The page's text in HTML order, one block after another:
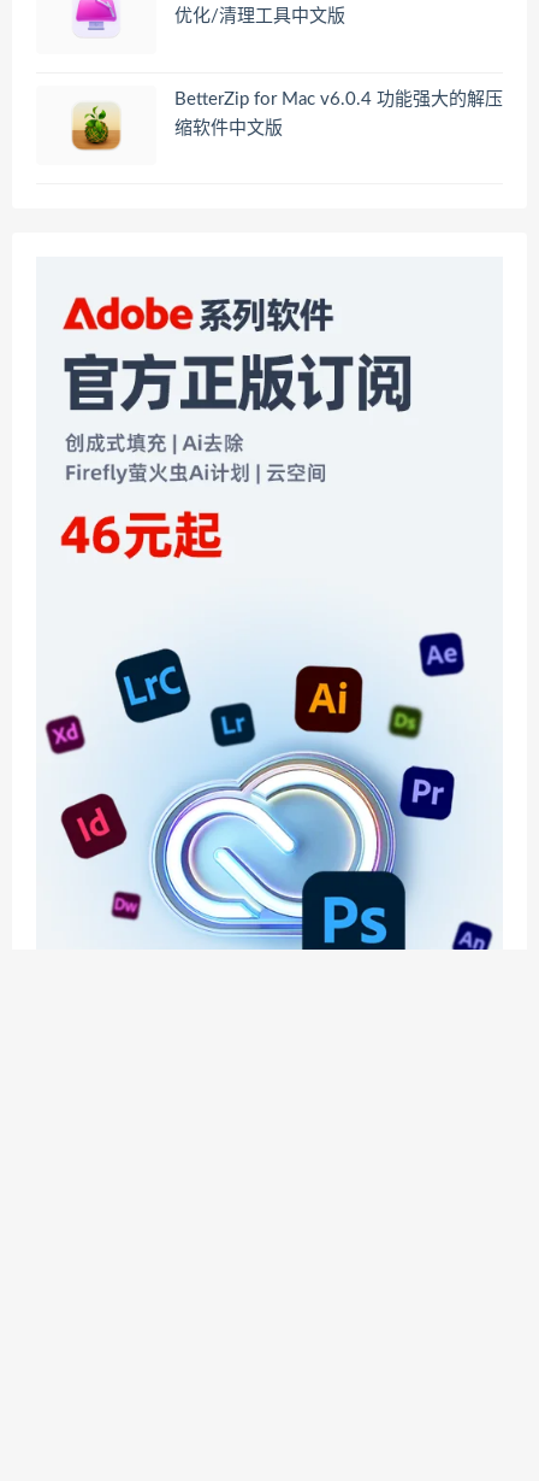
优化/清理工具中文版
BetterZip for Mac v6.0.4 功能强大的解压
缩软件中文版